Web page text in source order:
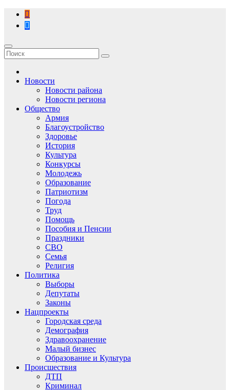
Перейти
содержимому
Новости
Новости района
Новости региона
Общество
Армия
Благоустройство
Здоровье
История
Культура
Конкурсы
Молодежь
Образование
Патриотизм
Погода
Труд
Помощь
Пособия и Пенсии
Праздники
СВО
Семья
Религия
Политика
Выборы
Депутаты
Законы
Нацпроекты
Городская среда
Демография
Здравоохранение
Малый бизнес
Образование и Культура
Происшествия
ДТП
Криминал